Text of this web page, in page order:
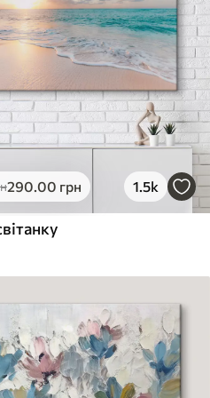
290.00 грн 1.5k